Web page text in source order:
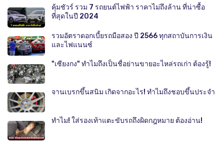
คุ้มชัวร์ รวม 7 รถยนต์ไฟฟ้า ราคาไม่ถึงล้าน ที่น่าซื้อ
ที่สุดในปี 2024
รวมอัตราดอกเบี้ยรถมือสอง ปี 2566 ทุกสถาบันการเงิน
และไฟแนนซ์
"เซียงกง" ทำไมถึงเป็นชื่อย่านขายอะไหล่รถเก่า ต้องรู้!
จานเบรกขึ้นสนิม เกิดจากอะไร! ทำไมถึงชอบขึ้นประจำ
ทำไม! ใส่รองเท้าแตะขับรถถึงผิดกฎหมาย ต้องอ่าน!